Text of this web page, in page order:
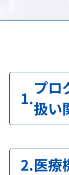
プロ
扱い
医療